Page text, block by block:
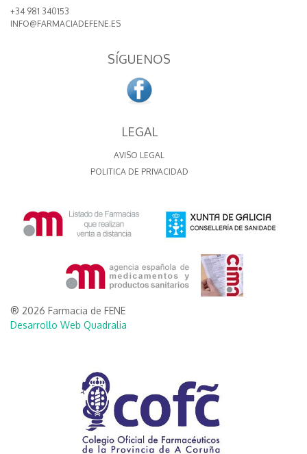
+34 981 340153
INFO@FARMACIADEFENE.ES
SÍGUENOS
LEGAL
AVISO LEGAL
POLITICA DE PRIVACIDAD
® 2026 Farmacia de FENE
Desarrollo Web Quadralia